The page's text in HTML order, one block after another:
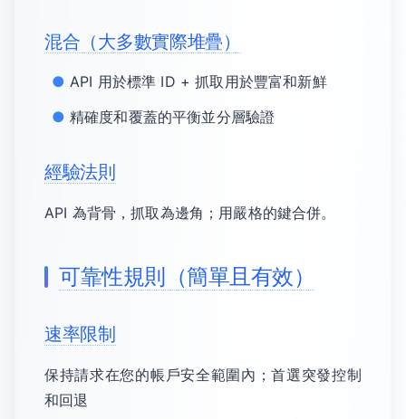
混合（大多數實際堆疊）
API 用於標準 ID + 抓取用於豐富和新鮮
精確度和覆蓋的平衡並分層驗證
經驗法則
API 為背骨，抓取為邊角；用嚴格的鍵合併。
可靠性規則（簡單且有效）
速率限制
保持請求在您的帳戶安全範圍內；首選突發控制
和回退